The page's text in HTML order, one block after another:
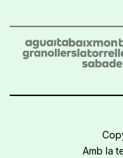
Amb la